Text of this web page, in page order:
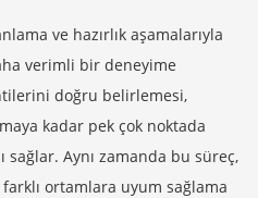
ve hazırlık aşamalarıyla
verimli bir deneyime
doğru belirlemesi,
kadar pek çok noktada
Aynı zamanda bu süreç,
farklı ortamlara uyum sağlama